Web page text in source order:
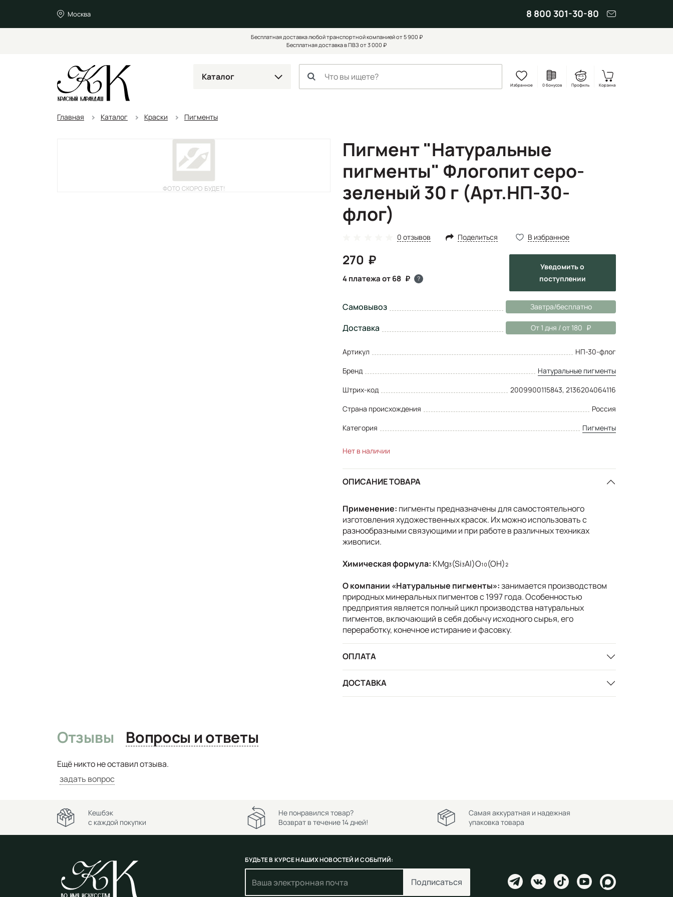
Москва 8 800 301-30-80
Бесплатная доставка любой транспортной компанией от 5 900 ₽
Бесплатная доставка в ПВЗ от 3 000 ₽
Каталог
Избранное 0 бонусов Профиль Корзина
Главная Каталог Краски Пигменты
Пигмент "Натуральные
пигменты" Флогопит серо-
зеленый 30 г (Арт.НП-30-
флог)
0 отзывов Поделиться В избранное
270
4 платежа от 68 ?
Уведомитьо
поступлении
Самовывоз Завтра/бесплатно
Доставка От 1 дня / от 180
Артикул
НП-30-флог
Бренд
Натуральные пигменты
Штрих-код
2009900115843, 2136204064116
Страна происхождения
Россия
Категория
Пигменты
Нет в наличии
ОПИСАНИЕ ТОВАРА
Применение: пигменты предназначены для самостоятельного
изготовления художественных красок. Их можно использовать с
разнообразными связующими и при работе в различных техниках
живописи.
Химическая формула: KMg₃(Si₃Al)O₁₀(OH)₂
О компании «Натуральные пигменты»:занимается производством
природных минеральных пигментов с 1997 года. Особенностью
предприятия является полный цикл производства натуральных
пигментов, включающий в себя добычу исходного сырья, его
переработку, конечное истирание и фасовку.
ОПЛАТА
ДОСТАВКА
Отзывы Вопросы и ответы
Ещё никто не оставил отзыва.
задать вопрос
Кешбэк
с каждой покупки
Не понравился товар?
Возврат в течение 14 дней!
Самая аккуратная и надежная
упаковка товара
БУДЬТЕ В КУРСЕ НАШИХ НОВОСТЕЙ И СОБЫТИЙ:
Подписаться